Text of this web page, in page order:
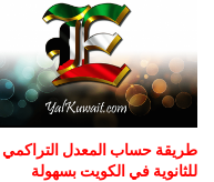
طريقة حساب المعدل التراكمي
للثانوية في الكويت بسهولة